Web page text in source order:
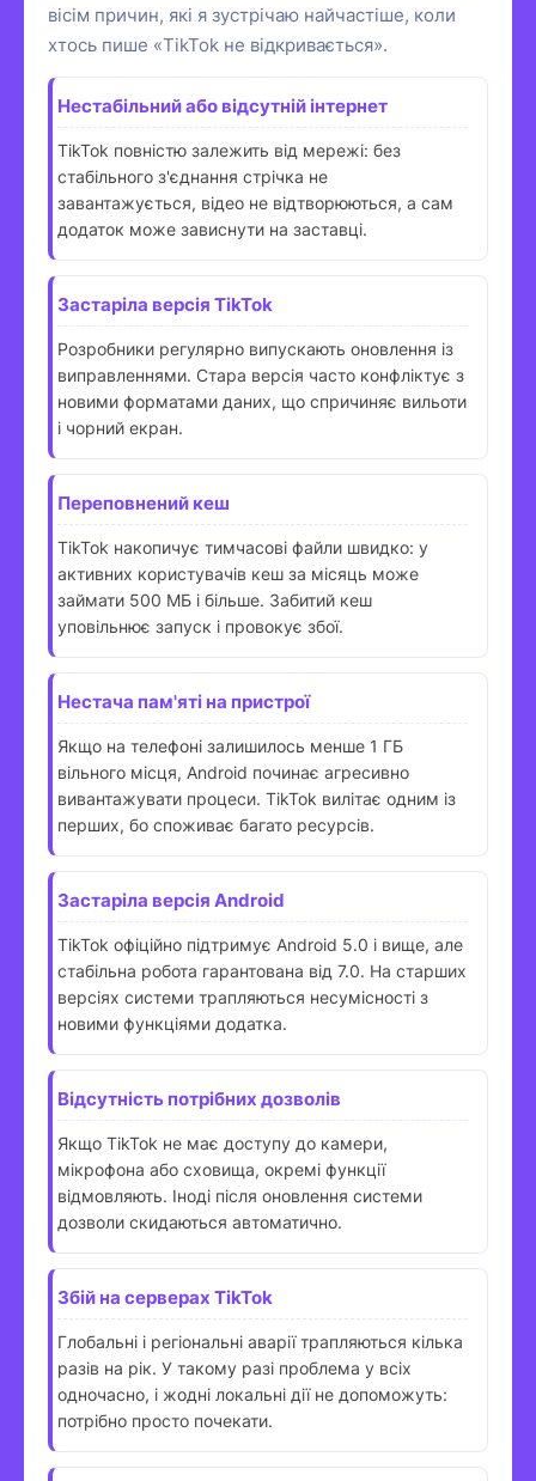
вісім причин, які я зустрічаю найчастіше, коли
хтось пише «TikTok не відкривається».
Нестабільний або відсутній інтернет
TikTok повністю залежить від мережі: без
стабільного з'єднання стрічка не
завантажується, відео не відтворюються, а сам
додаток може зависнути на заставці.
Застаріла версія TikTok
Розробники регулярно випускають оновлення із
виправленнями. Стара версія часто конфліктує з
новими форматами даних, що спричиняє вильоти
і чорний екран.
Переповнений кеш
TikTok накопичує тимчасові файли швидко: у
активних користувачів кеш за місяць може
займати 500 МБ і більше. Забитий кеш
уповільнює запуск і провокує збої.
Нестача пам'яті на пристрої
Якщо на телефоні залишилось менше 1 ГБ
вільного місця, Android починає агресивно
вивантажувати процеси. TikTok вилітає одним із
перших, бо споживає багато ресурсів.
Застаріла версія Android
TikTok офіційно підтримує Android 5.0 і вище, але
стабільна робота гарантована від 7.0. На старших
версіях системи трапляються несумісності з
новими функціями додатка.
Відсутність потрібних дозволів
Якщо TikTok не має доступу до камери,
мікрофона або сховища, окремі функції
відмовляють. Іноді після оновлення системи
дозволи скидаються автоматично.
Збій на серверах TikTok
Глобальні і регіональні аварії трапляються кілька
разів на рік. У такому разі проблема у всіх
одночасно, і жодні локальні дії не допоможуть:
потрібно просто почекати.